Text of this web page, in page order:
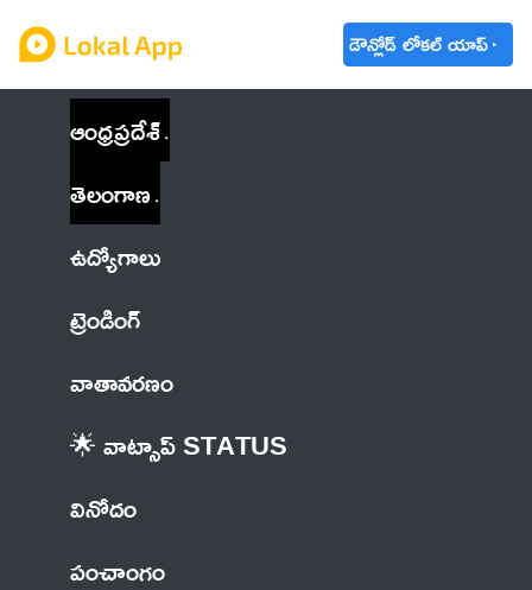
డౌన్లోడ్ లోకల్ యాప్
ఆంధ్రప్రదేశ్
తెలంగాణ
ఉద్యోగాలు
ట్రెండింగ్
వాతావరణం
🌟 వాట్సాప్ STATUS
వినోదం
పంచాంగం